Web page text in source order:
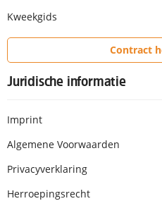
Kweekgids
Contract
Juridische informatie
Imprint
Algemene Voorwaarden
Privacyverklaring
Herroepingsrecht